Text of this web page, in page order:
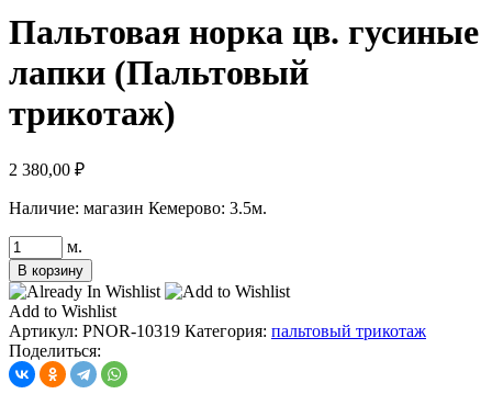
Пальтовая норка цв. гусиные
лапки (Пальтовый
трикотаж)
2 380,00 ₽
Наличие: магазин Кемерово: 3.5м.
Количество
товара
Пальтовая
норка
цв.
гусиные
лапки
(Пальтовый
м.
В корзину
Add to Wishlist
Артикул: PNOR-10319 Категория: пальтовый трикотаж
Поделиться: